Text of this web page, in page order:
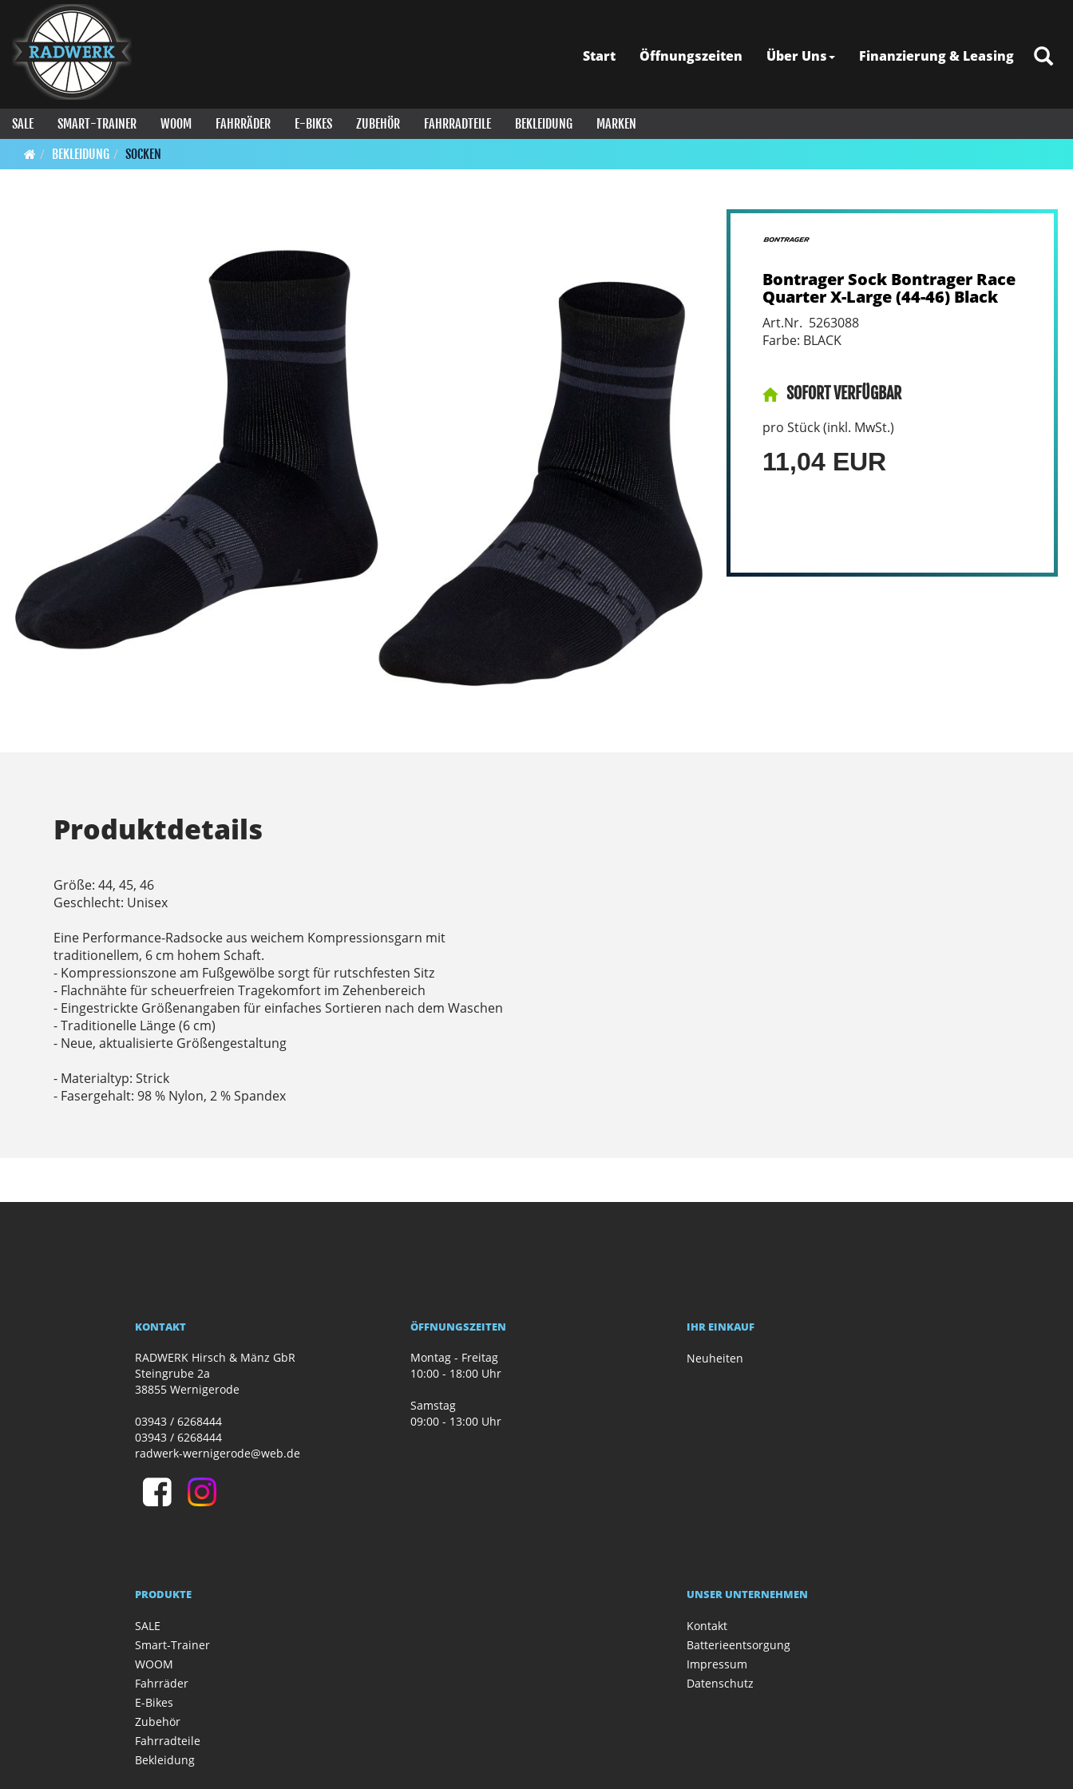
Start Öffnungszeiten Über Uns Finanzierung & Leasing
SALE SMART-TRAINER WOOM FAHRRÄDER E-BIKES ZUBEHÖR FAHRRADTEILE BEKLEIDUNG
MARKEN
BEKLEIDUNG
SOCKEN
Bontrager Sock Bontrager Race
Quarter X-Large (44-46) Black
Art.Nr. 5263088
Farbe: BLACK
SOFORT VERFÜGBAR
pro Stück (inkl. MwSt.)
11,04 EUR
Produktdetails
Größe: 44, 45, 46
Geschlecht: Unisex
Eine Performance-Radsocke aus weichem Kompressionsgarn mit
traditionellem, 6 cm hohem Schaft.
- Kompressionszone am Fußgewölbe sorgt für rutschfesten Sitz
- Flachnähte für scheuerfreien Tragekomfort im Zehenbereich
- Eingestrickte Größenangaben für einfaches Sortieren nach dem Waschen
- Traditionelle Länge (6 cm)
- Neue, aktualisierte Größengestaltung
- Materialtyp: Strick
- Fasergehalt: 98 % Nylon, 2 % Spandex
KONTAKT
RADWERK Hirsch & Mänz GbR
Steingrube 2a
38855 Wernigerode
03943 / 6268444
03943 / 6268444
radwerk-wernigerode@web.de
ÖFFNUNGSZEITEN
Montag - Freitag
10:00 - 18:00 Uhr
Samstag
09:00 - 13:00 Uhr
IHR EINKAUF
Neuheiten
PRODUKTE
SALE
Smart-Trainer
WOOM
Fahrräder
E-Bikes
Zubehör
Fahrradteile
Bekleidung
UNSER UNTERNEHMEN
Kontakt
Batterieentsorgung
Impressum
Datenschutz